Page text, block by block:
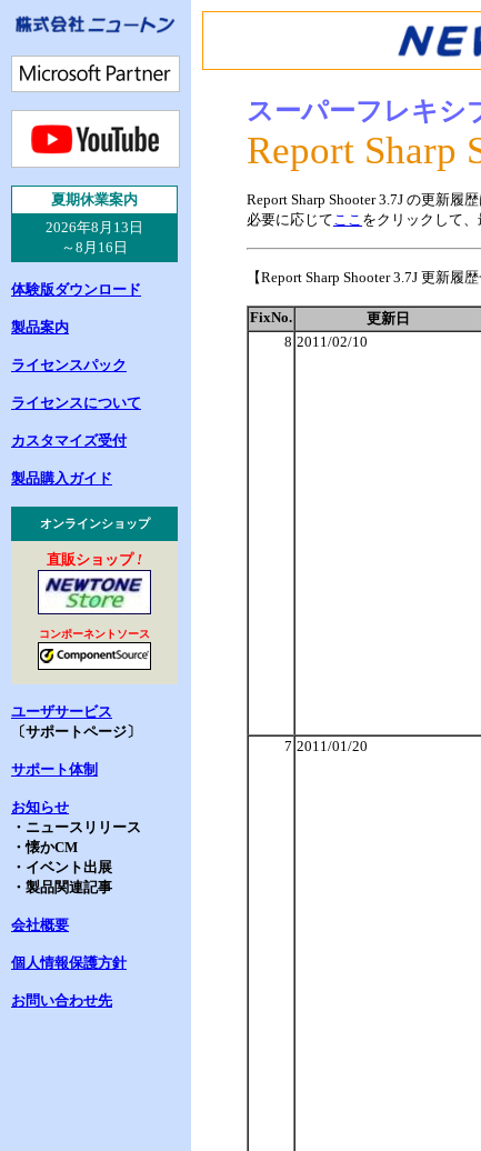
夏期休業案内
2026年8月13日
～8月16日
体験版ダウンロード
製品案内
ライセンスパック
ライセンスについて
カスタマイズ受付
製品購入ガイド
オンラインショップ
直販ショップ!
コンポーネントソース
ユーザサービス
〔サポートページ〕
サポート体制
お知らせ
・ニュースリリース
・懐かCM
・イベント出展
・製品関連記事
会社概要
個人情報保護方針
お問い合わせ先
スーパーフレキシ
Report Sharp
Report Sharp Shooter 3.7J の更新履
必要に応じてここ をクリックして
【Report Sharp Shooter 3.7J 更新履歴
FixNo. 更新日
8 2011/02/10
7 2011/01/20